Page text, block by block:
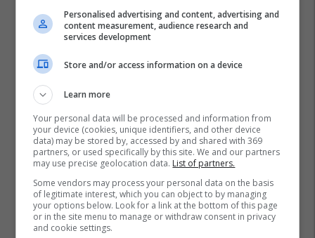
Personalised advertising and content, advertising and
content measurement, audience research and
services development
Store and/or access information on a device
Learn more
Your personal data will be processed and information from
your device (cookies, unique identifiers, and other device
data) may be stored by, accessed by and shared with 369
partners, or used specifically by this site. We and our partners
may use precise geolocation data. List of partners.
Some vendors may process your personal data on the basis
of legitimate interest, which you can object to by managing
your options below. Look for a link at the bottom of this page
or in the site menu to manage or withdraw consent in privacy
and cookie settings.